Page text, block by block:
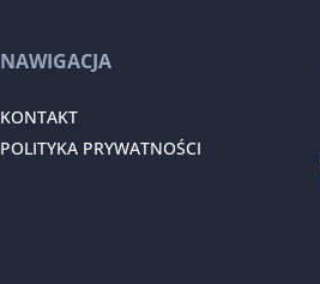
NAWIGACJA
KONTAKT
POLITYKA PRYWATNOŚCI